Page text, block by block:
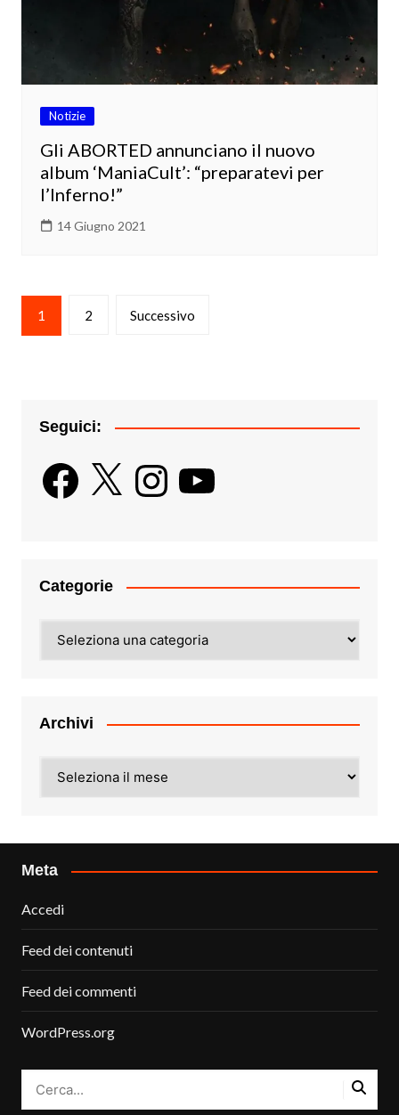
Notizie
Gli ABORTED annunciano il nuovo
album ‘ManiaCult’: “preparatevi per
l’Inferno!”
14 Giugno 2021
Paginazione
degli
1 2 Successivo
Seguici:
Facebook
X InstagramYouTube
Categorie
Archivi
Meta
Accedi
Feed dei contenuti
Feed dei commenti
WordPress.org